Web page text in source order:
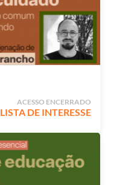
ACESSO ENCERRADO
LISTA DE INTERESSE